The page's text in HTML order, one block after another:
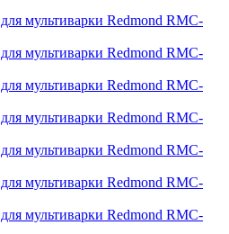
мультиварки Redmond RMC-
мультиварки Redmond RMC-
мультиварки Redmond RMC-
мультиварки Redmond RMC-
мультиварки Redmond RMC-
мультиварки Redmond RMC-
мультиварки Redmond RMC-